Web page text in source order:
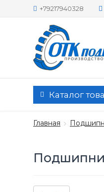
+79217940328
Каталог
Главная